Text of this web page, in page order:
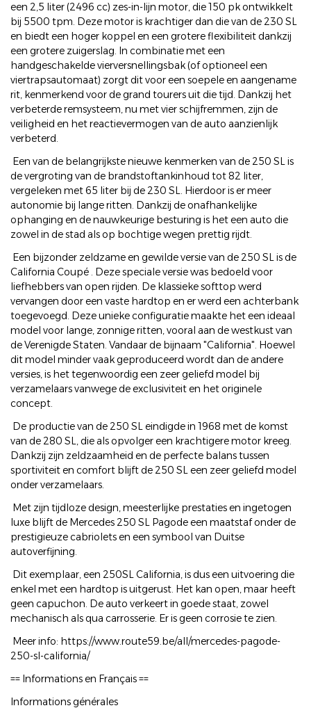
een 2,5 liter (2496 cc) zes-in-lijn motor, die 150 pk ontwikkelt
bij 5500 tpm. Deze motor is krachtiger dan die van de 230 SL
en biedt een hoger koppel en een grotere flexibiliteit dankzij
een grotere zuigerslag. In combinatie met een
handgeschakelde vierversnellingsbak (of optioneel een
viertrapsautomaat) zorgt dit voor een soepele en aangename
rit, kenmerkend voor de grand tourers uit die tijd. Dankzij het
verbeterde remsysteem, nu met vier schijfremmen, zijn de
veiligheid en het reactievermogen van de auto aanzienlijk
verbeterd.
Een van de belangrijkste nieuwe kenmerken van de 250 SL is
de vergroting van de brandstoftankinhoud tot 82 liter,
vergeleken met 65 liter bij de 230 SL. Hierdoor is er meer
autonomie bij lange ritten. Dankzij de onafhankelijke
ophanging en de nauwkeurige besturing is het een auto die
zowel in de stad als op bochtige wegen prettig rijdt.
Een bijzonder zeldzame en gewilde versie van de 250 SL is de
California Coupé . Deze speciale versie was bedoeld voor
liefhebbers van open rijden. De klassieke softtop werd
vervangen door een vaste hardtop en er werd een achterbank
toegevoegd. Deze unieke configuratie maakte het een ideaal
model voor lange, zonnige ritten, vooral aan de westkust van
de Verenigde Staten. Vandaar de bijnaam "California". Hoewel
dit model minder vaak geproduceerd wordt dan de andere
versies, is het tegenwoordig een zeer geliefd model bij
verzamelaars vanwege de exclusiviteit en het originele
concept.
De productie van de 250 SL eindigde in 1968 met de komst
van de 280 SL, die als opvolger een krachtigere motor kreeg.
Dankzij zijn zeldzaamheid en de perfecte balans tussen
sportiviteit en comfort blijft de 250 SL een zeer geliefd model
onder verzamelaars.
Met zijn tijdloze design, meesterlijke prestaties en ingetogen
luxe blijft de Mercedes 250 SL Pagode een maatstaf onder de
prestigieuze cabriolets en een symbool van Duitse
autoverfijning.
Dit exemplaar, een 250SL California, is dus een uitvoering die
enkel met een hardtop is uitgerust. Het kan open, maar heeft
geen capuchon. De auto verkeert in goede staat, zowel
mechanisch als qua carrosserie. Er is geen corrosie te zien.
Meer info: https://www.route59.be/all/mercedes-pagode-
250-sl-california/
== Informations en Français ==
Informations générales